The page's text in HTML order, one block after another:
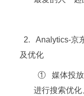
2. Analytics-京东
及优化
① 媒体投放方
进行搜索优